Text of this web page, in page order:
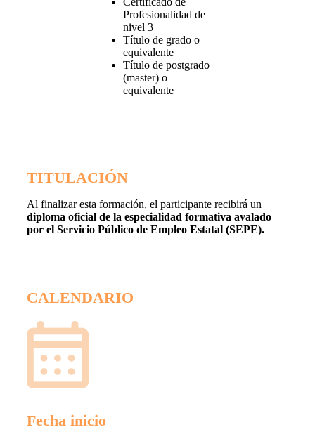
Profesionalidad de
nivel 3
Título de grado o
equivalente
Título de postgrado
(master) o
equivalente
TITULACIÓN
Al finalizar esta formación, el participante recibirá un
diploma oficial de la especialidad formativa avalado
por el Servicio Público de Empleo Estatal (SEPE).
CALENDARIO
Fecha inicio